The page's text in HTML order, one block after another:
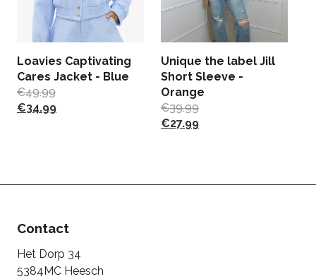
Loavies Captivating
Cares Jacket - Blue
€49.99
€34.99
Unique the label Jill
Short Sleeve -
Orange
€39.99
€27.99
Contact
Het Dorp 34
5384MC Heesch